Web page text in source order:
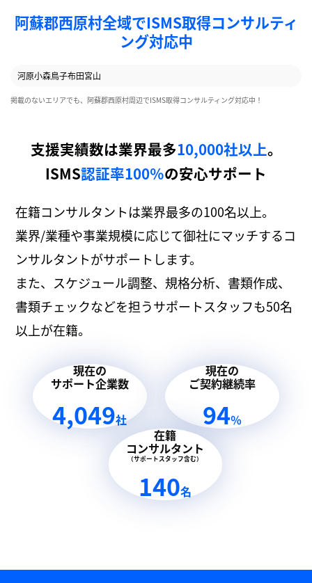
阿蘇郡西原村全域でISMS取得コンサルティ
ング対応中
河原小森鳥子布田宮山
掲載のないエリアでも、阿蘇郡西原村周辺でISMS取得コンサルティング対応中！
支援実績数は業界最多10,000社以上。
ISMS認証率100％の安心サポート
在籍コンサルタントは業界最多の100名以上。
業界/業種や事業規模に応じて御社にマッチするコ
ンサルタントがサポートします。
また、スケジュール調整、規格分析、書類作成、
書類チェックなどを担うサポートスタッフも50名
以上が在籍。
現在の
サポート企業数
4,049社
現在の
ご契約継続率
94％
在籍
コンサルタント
（サポートスタッフ含む）
140名